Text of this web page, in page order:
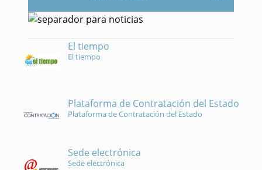
El tiempo
El tiempo
Plataforma de Contratación del Estado
Plataforma de Contratación del Estado
Sede electrónica
Sede electrónica